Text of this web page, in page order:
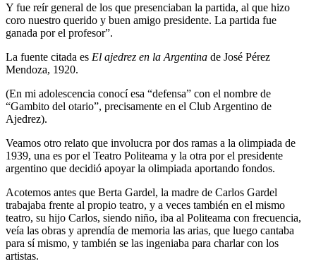
Y fue reír general de los que presenciaban la partida, al que hizo
coro nuestro querido y buen amigo presidente. La partida fue
ganada por el profesor”.
La fuente citada es El ajedrez en la Argentina de José Pérez
Mendoza, 1920.
(En mi adolescencia conocí esa “defensa” con el nombre de
“Gambito del otario”, precisamente en el Club Argentino de
Ajedrez).
Veamos otro relato que involucra por dos ramas a la olimpiada de
1939, una es por el Teatro Politeama y la otra por el presidente
argentino que decidió apoyar la olimpiada aportando fondos.
Acotemos antes que Berta Gardel, la madre de Carlos Gardel
trabajaba frente al propio teatro, y a veces también en el mismo
teatro, su hijo Carlos, siendo niño, iba al Politeama con frecuencia,
veía las obras y aprendía de memoria las arias, que luego cantaba
para sí mismo, y también se las ingeniaba para charlar con los
artistas.